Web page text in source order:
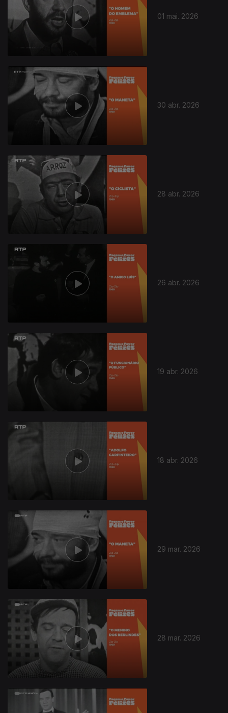
01 mai. 2026
30 abr. 2026
28 abr. 2026
26 abr. 2026
19 abr. 2026
18 abr. 2026
29 mar. 2026
28 mar. 2026
916123